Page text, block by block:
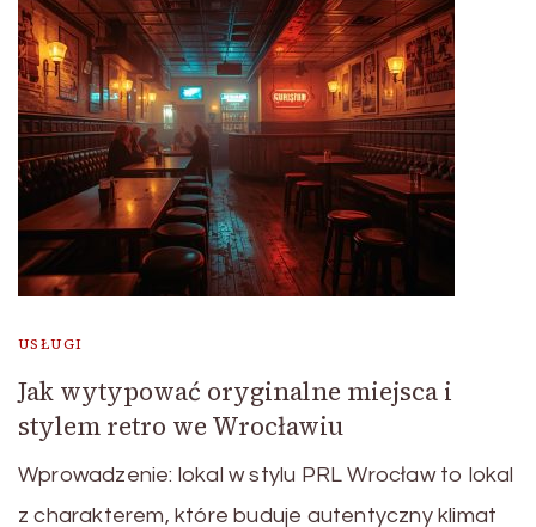
USŁUGI
Jak wytypować oryginalne miejsca i
stylem retro we Wrocławiu
Wprowadzenie: lokal w stylu PRL Wrocław to lokal
z charakterem, które buduje autentyczny klimat